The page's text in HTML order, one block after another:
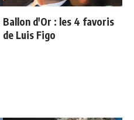
Ballon d'Or : les 4 favoris
de Luis Figo